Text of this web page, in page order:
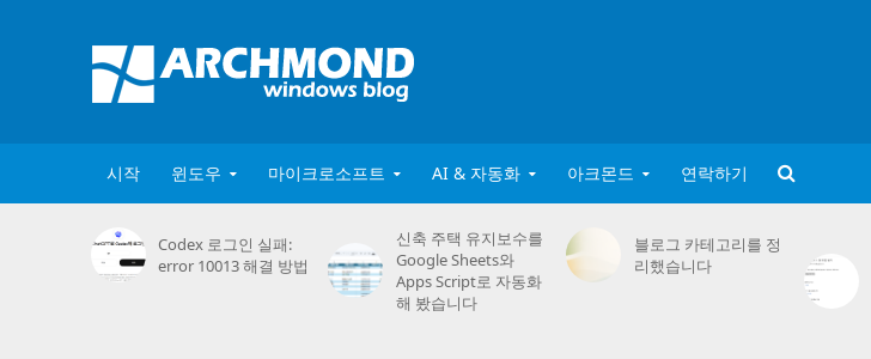
시작 윈도우 마이크로소프트 AI & 자동화 아크몬드 연락하기
Codex 로그인 실패:
error 10013 해결 방법
신축 주택 유지보수를
Google Sheets와
Apps Script로 자동화
해 봤습니다
블로그 카테고리를 정
리했습니다